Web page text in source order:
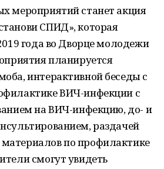
мероприятий станет акция
СПИД», которая
года во Дворце молодежи
планируется
интерактивной беседы с
ВИЧ-инфекции с
на ВИЧ-инфекцию, до- и
раздачей
по профилактике
смогут увидеть